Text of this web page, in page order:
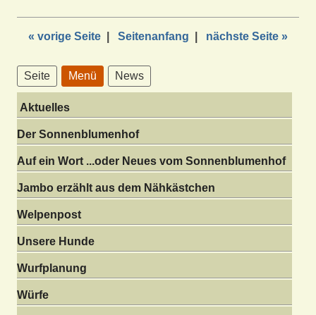
« vorige Seite Seitenanfang nächste Seite »
Seite Menü News
Aktuelles
Der Sonnenblumenhof
Auf ein Wort ...oder Neues vom Sonnenblumenhof
Jambo erzählt aus dem Nähkästchen
Welpenpost
Unsere Hunde
Wurfplanung
Würfe